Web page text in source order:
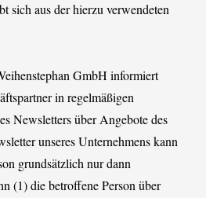
sich aus der hierzu verwendeten
GmbH informiert
in regelmäßigen
Newsletters über Angebote des
unseres Unternehmens kann
grundsätzlich nur dann
(1) die betroffene Person über